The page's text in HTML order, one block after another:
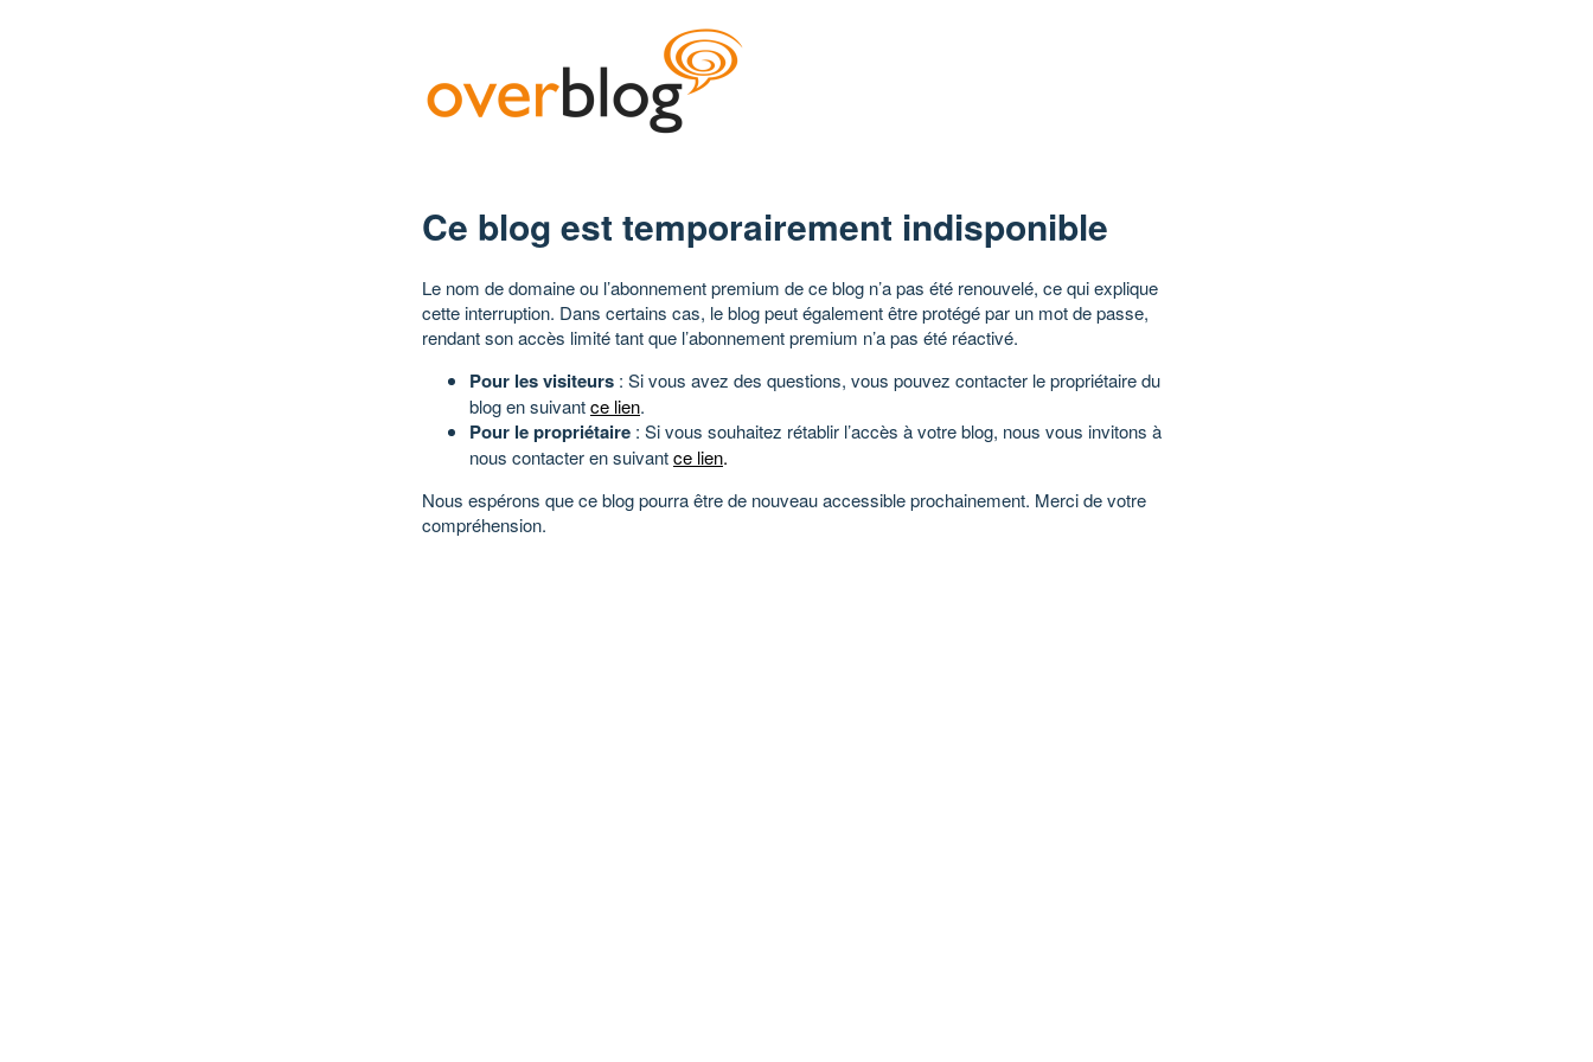
Ce blog est temporairement indisponible
Le nom de domaine ou l’abonnement premium de ce blog n’a pas été renouvelé, ce qui explique
cette interruption. Dans certains cas, le blog peut également être protégé par un mot de passe,
rendant son accès limité tant que l’abonnement premium n’a pas été réactivé.
Pour les visiteurs : Si vous avez des questions, vous pouvez contacter le propriétaire du
blog en suivantce lien.
Pour le propriétaire : Si vous souhaitez rétablir l’accès à votre blog, nous vous invitons à
nous contacter en suivantce lien.
Nous espérons que ce blog pourra être de nouveau accessible prochainement. Merci de votre
compréhension.